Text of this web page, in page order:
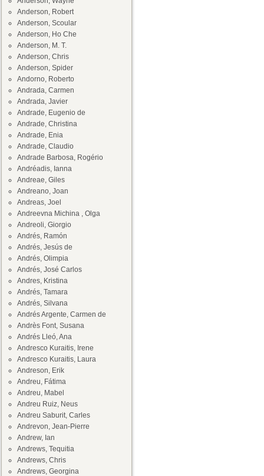
Anderson, Robert
Anderson, Scoular
Anderson, Ho Che
Anderson, M. T.
Anderson, Chris
Anderson, Spider
Andorno, Roberto
Andrada, Carmen
Andrada, Javier
Andrade, Eugenio de
Andrade, Christina
Andrade, Enia
Andrade, Claudio
Andrade Barbosa, Rogério
Andréadis, Ianna
Andreae, Giles
Andreano, Joan
Andreas, Joel
Andreevna Michina , Olga
Andreoli, Giorgio
Andrés, Ramón
Andrés, Jesús de
Andrés, Olimpia
Andrés, José Carlos
Andres, Kristina
Andrés, Tamara
Andrés, Silvana
Andrés Argente, Carmen de
Andrès Font, Susana
Andrés Lleó, Ana
Andresco Kuraitis, Irene
Andresco Kuraitis, Laura
Andreson, Erik
Andreu, Fátima
Andreu, Mabel
Andreu Ruiz, Neus
Andreu Saburit, Carles
Andrevon, Jean-Pierre
Andrew, Ian
Andrews, Tequitia
Andrews, Chris
Andrews, Georgina